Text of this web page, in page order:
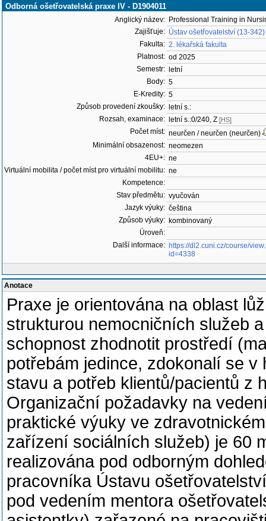
Odborná ošetřovatelská praxe IV - D1904011
Anglický název: Professional Training in
Zajišťuje: Ústav ošetřovatelství (13-342)
Fakulta: 2. lékařská fakulta
Platnost: od 2025
Semestr:
letní
Body: 5
E-Kredity: 5
Způsob provedení zkoušky:
letní s.:
Rozsah, examinace:
letní s.:0/240, Z [HS]
Počet míst: neurčen / neurčen (neurčen)
Minimální obsazenost: neomezen
4EU+: ne
Virtuální mobilita / počet míst pro virtuální mobilitu: ne
Kompetence:
Stav předmětu: vyučován
Jazyk výuky: čeština
Způsob výuky: kombinovaný
Úroveň:
Další informace: https://dl2.cuni.cz/course/
id=4338
Anotace
Praxe je orientována na oblast
strukturou nemocničních služeb
schopnost zhodnotit prostředí
potřebám jedince, zdokonalí se
stavu a potřeb klientů/pacientů z
Organizační požadavky na
praktické výuky ve
zařízení sociálních služeb) je 60
realizována pod odborným
pracovníka Ústavu
pod vedením mentora